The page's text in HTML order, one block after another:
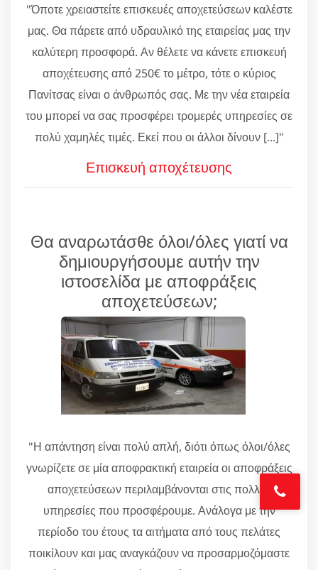
"Όποτε χρειαστείτε επισκευές αποχετεύσεων καλέστε
μας. Θα πάρετε από υδραυλικό της εταιρείας μας την
καλύτερη προσφορά. Αν θέλετε να κάνετε επισκευή
αποχέτευσης από 250€ το μέτρο, τότε ο κύριος
Πανίτσας είναι ο άνθρωπός σας. Με την νέα εταιρεία
του μπορεί να σας προσφέρει τρομερές υπηρεσίες σε
πολύ χαμηλές τιμές. Εκεί που οι άλλοι δίνουν [...]"
Επισκευή αποχέτευσης
Θα αναρωτάσθε όλοι/όλες γιατί να
δημιουργήσουμε αυτήν την
ιστοσελίδα με αποφράξεις
αποχετεύσεων;
"Η απάντηση είναι πολύ απλή, διότι όπως όλοι/όλες
γνωρίζετε σε μία αποφρακτική εταιρεία οι αποφράξεις
αποχετεύσεων περιλαμβάνονται στις πολλές
υπηρεσίες που προσφέρουμε. Ανάλογα με την
περίοδο του έτους τα αιτήματα από τους πελάτες
ποικίλουν και μας αναγκάζουν να προσαρμοζόμαστε